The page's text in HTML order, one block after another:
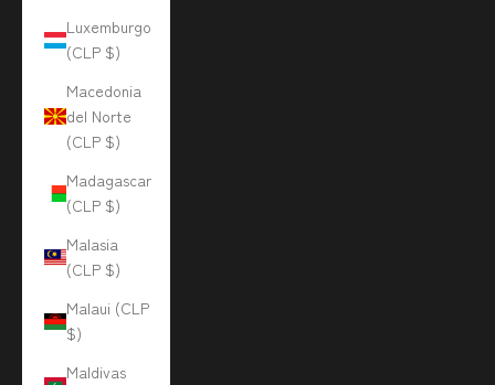
Luxemburgo
(CLP $)
Macedonia
del Norte
(CLP $)
Madagascar
(CLP $)
Malasia
(CLP $)
Malaui (CLP
$)
Maldivas